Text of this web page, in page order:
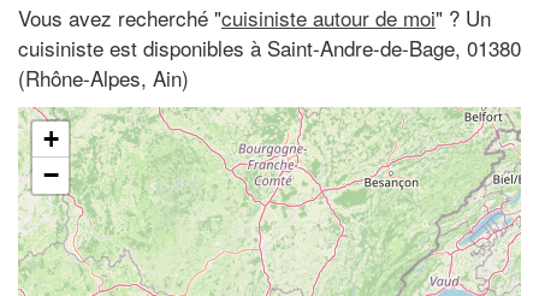
Vous avez recherché "cuisiniste autour de moi" ? Un
cuisiniste est disponibles à Saint-Andre-de-Bage, 01380
(Rhône-Alpes, Ain)
+
−